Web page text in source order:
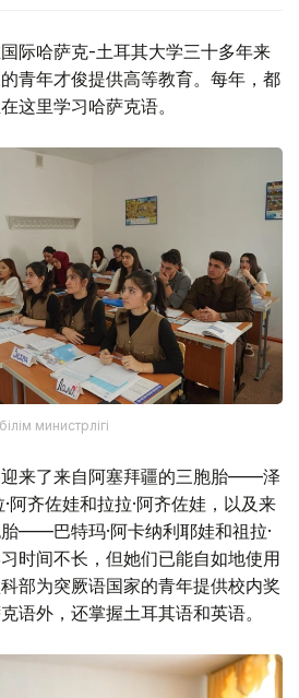
际哈萨克-土耳其大学三十多年来
青年才俊提供高等教育。每年，都
这里学习哈萨克语。
министрлігі
来了来自阿塞拜疆的三胞胎——泽
阿齐佐娃和拉拉·阿齐佐娃，以及来
——巴特玛·阿卡纳利耶娃和祖拉·
时间不长，但她们已能自如地使用
部为突厥语国家的青年提供校内奖
语外，还掌握土耳其语和英语。